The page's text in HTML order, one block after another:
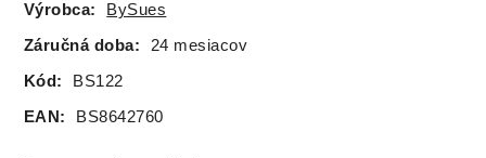
farby
farby
Výrobca: BySues
Záručná doba: 24 mesiacov
Kód: BS122
EAN: BS8642760